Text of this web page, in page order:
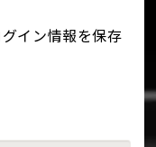
イン情報を保存